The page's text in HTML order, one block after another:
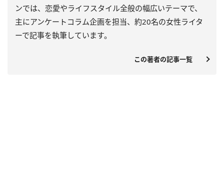
ンでは、恋愛やライフスタイル全般の幅広いテーマで、
主にアンケートコラム企画を担当、約20名の女性ライタ
ーで記事を執筆しています。
この著者の記事一覧